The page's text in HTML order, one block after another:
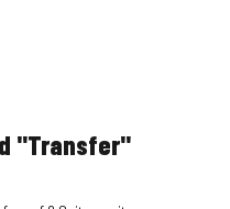
"Transfer"